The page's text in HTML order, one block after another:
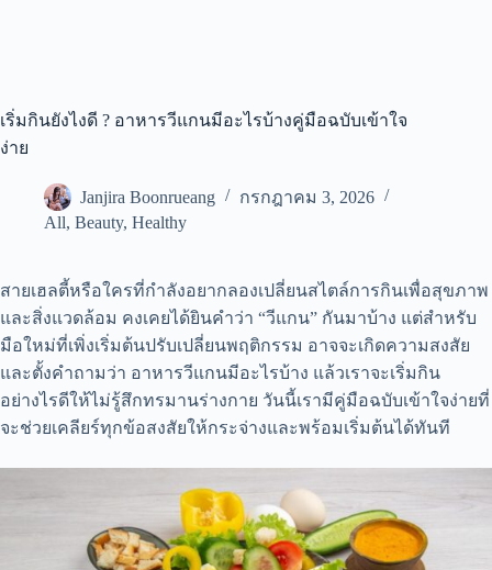
เริ่มกินยังไงดี ? อาหารวีแกนมีอะไรบ้างคู่มือฉบับเข้าใจ
ง่าย
Janjira Boonrueang
กรกฎาคม 3, 2026
All, Beauty, Healthy
สายเฮลตี้หรือใครที่กำลังอยากลองเปลี่ยนสไตล์การกินเพื่อสุขภาพ
และสิ่งแวดล้อม คงเคยได้ยินคำว่า “วีแกน” กันมาบ้าง แต่สำหรับ
มือใหม่ที่เพิ่งเริ่มต้นปรับเปลี่ยนพฤติกรรม อาจจะเกิดความสงสัย
และตั้งคำถามว่า อาหารวีแกนมีอะไรบ้าง แล้วเราจะเริ่มกิน
อย่างไรดีให้ไม่รู้สึกทรมานร่างกาย วันนี้เรามีคู่มือฉบับเข้าใจง่ายที่
จะช่วยเคลียร์ทุกข้อสงสัยให้กระจ่างและพร้อมเริ่มต้นได้ทันที